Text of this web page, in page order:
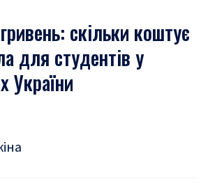
скільки коштує
для студентів у
України